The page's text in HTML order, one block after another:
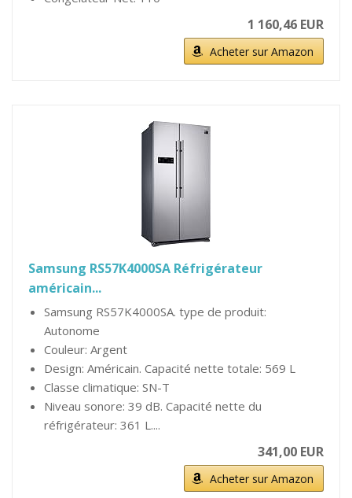
1 160,46 EUR
Acheter sur Amazon
Samsung RS57K4000SA Réfrigérateur
américain...
Samsung RS57K4000SA. type de produit:
Autonome
Couleur: Argent
Design: Américain. Capacité nette totale: 569 L
Classe climatique: SN-T
Niveau sonore: 39 dB. Capacité nette du
réfrigérateur: 361 L....
341,00 EUR
Acheter sur Amazon